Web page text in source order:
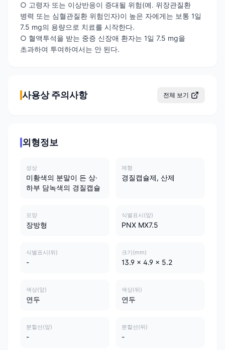
○ 고령자 또는 이상반응이 증대될 위험(예. 위장관질환
병력 또는 심혈관질환 위험인자)이 높은 자에게는 보통 1일
7.5 mg의 용량으로 치료를 시작한다.
○ 혈액투석을 받는 중증 신장애 환자는 1일 7.5 mg을
초과하여 투여하여서는 안 된다.
사용상 주의사항 전체 보기
외형정보
성상
미황색의 분말이 든 상·
하부 담녹색의 경질캡슐
제형
경질캡슐제, 산제
모양
장방형
식별표시(앞)
PNX MX7.5
식별표시(뒤)
-
크기(mm)
13.9 x 4.9 x 5.2
색상(앞)
연두
색상(뒤)
연두
분할선(앞)
-
분할선(뒤)
-